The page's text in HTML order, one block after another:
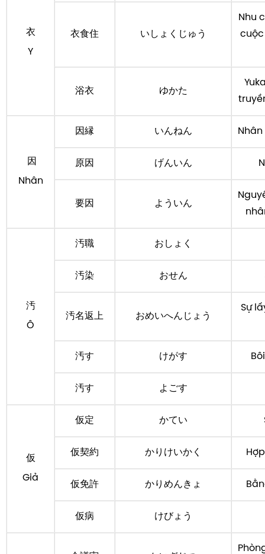
衣
Y
衣食住 いしょくじゅう
Nhu
浴衣 ゆかた
因
Nhân
因縁 いんねん
原因 げんいん
要因 よういん
汚
Ô
汚職 おしょく
汚染 おせん
汚名返上 おめいへんじょう
Sự
汚す けがす
汚す よごす
仮
Giả
仮定 かてい
仮契約 かりけいかく
仮免許 かりめんきょ
仮病 けびょう